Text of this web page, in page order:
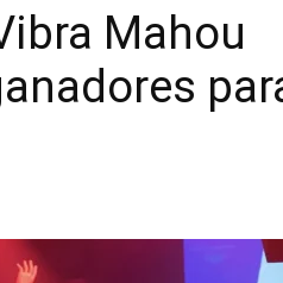
Mahou